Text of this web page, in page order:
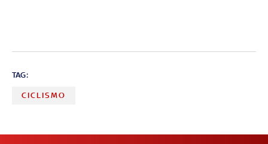
TAG:
CICLISMO